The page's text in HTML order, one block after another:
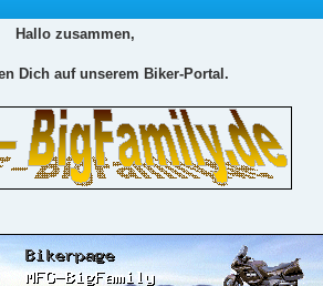
Hallo zusammen,
Dich auf unserem Biker-Portal.